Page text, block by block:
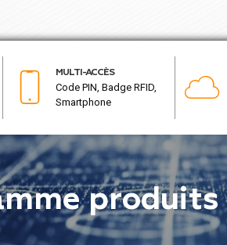
MULTI-ACCÈS
Code PIN, Badge RFID,
Smartphone